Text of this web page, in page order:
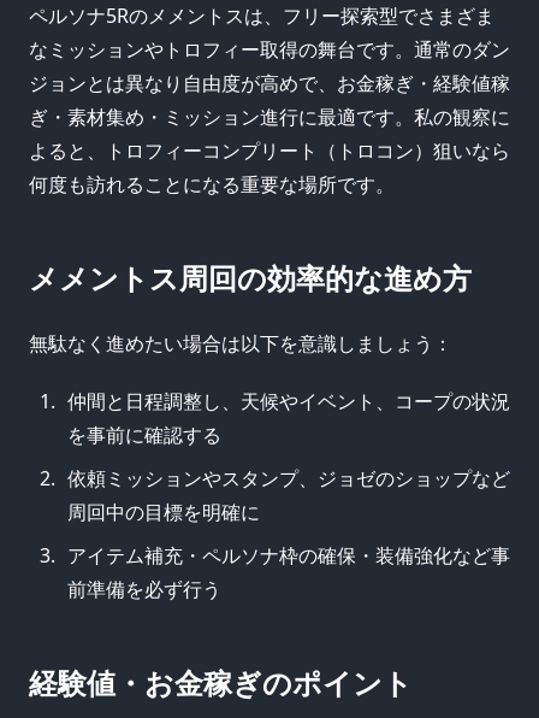
ペルソナ5Rのメメントスは、フリー探索型でさまざま
なミッションやトロフィー取得の舞台です。通常のダン
ジョンとは異なり自由度が高めで、お金稼ぎ・経験値稼
ぎ・素材集め・ミッション進行に最適です。私の観察に
よると、トロフィーコンプリート（トロコン）狙いなら
何度も訪れることになる重要な場所です。
メメントス周回の効率的な進め方
無駄なく進めたい場合は以下を意識しましょう：
仲間と日程調整し、天候やイベント、コープの状況
を事前に確認する
依頼ミッションやスタンプ、ジョゼのショップなど
周回中の目標を明確に
アイテム補充・ペルソナ枠の確保・装備強化など事
前準備を必ず行う
経験値・お金稼ぎのポイント